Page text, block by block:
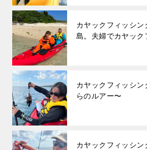
カヤックフィッシ
島。夫婦でカヤック
カヤックフィッシ
らのルアー〜
カヤックフィッシ